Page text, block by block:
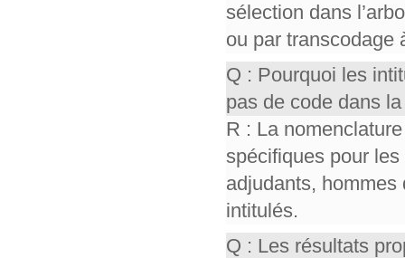
sélection dans
ou par transcodage
Q : Pourquoi les
pas de code dans
R : La
spécifiques pour
adjudants,
intitulés.
Q : Les résultats